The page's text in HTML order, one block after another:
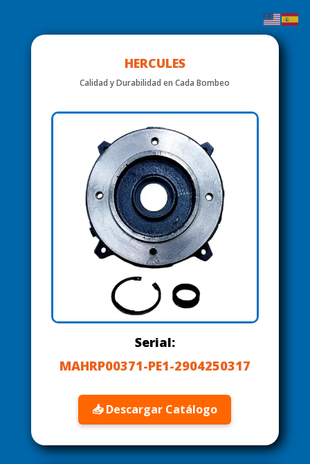
HERCULES
Calidad y Durabilidad en Cada Bombeo
Serial:
MAHRP00371-PE1-2904250317
📥 Descargar Catálogo